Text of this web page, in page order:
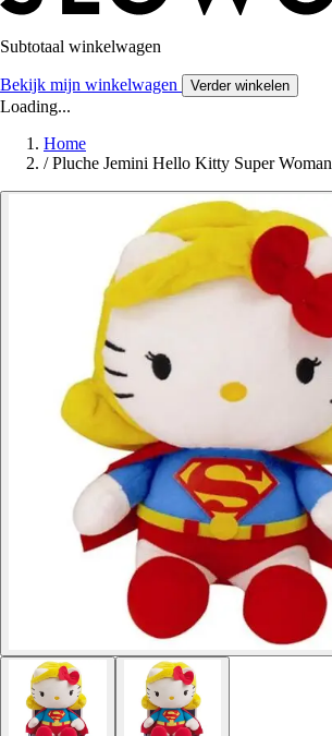
Subtotaal winkelwagen
Bekijk mijn winkelwagen Verder winkelen
Loading...
Home
/ Pluche Jemini Hello Kitty Super Woman